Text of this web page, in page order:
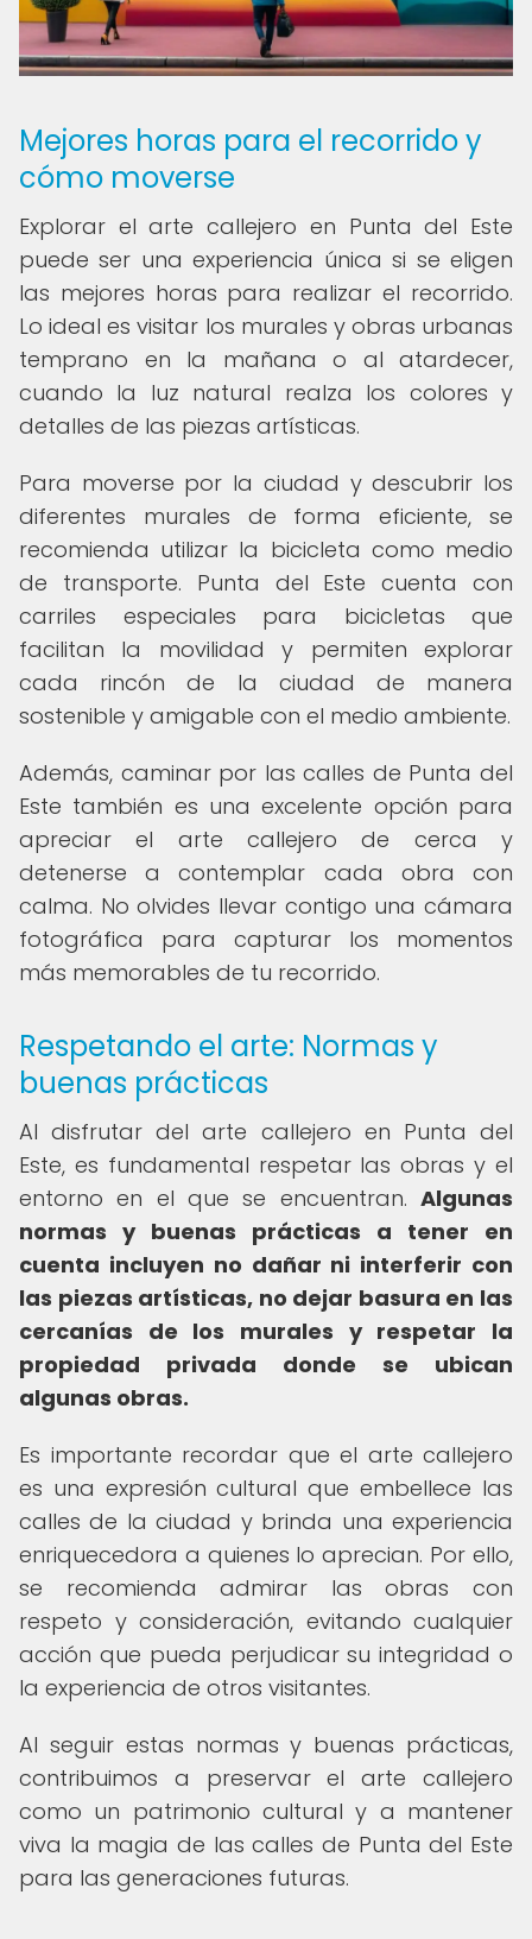
Mejores horas para el recorrido y
cómo moverse
Explorar el arte callejero en Punta del Este
puede ser una experiencia única si se eligen
las mejores horas para realizar el recorrido.
Lo ideal es visitar los murales y obras urbanas
temprano en la mañana o al atardecer,
cuando la luz natural realza los colores y
detalles de las piezas artísticas.
Para moverse por la ciudad y descubrir los
diferentes murales de forma eficiente, se
recomienda utilizar la bicicleta como medio
de transporte. Punta del Este cuenta con
carriles especiales para bicicletas que
facilitan la movilidad y permiten explorar
cada rincón de la ciudad de manera
sostenible y amigable con el medio ambiente.
Además, caminar por las calles de Punta del
Este también es una excelente opción para
apreciar el arte callejero de cerca y
detenerse a contemplar cada obra con
calma. No olvides llevar contigo una cámara
fotográfica para capturar los momentos
más memorables de tu recorrido.
Respetando el arte: Normas y
buenas prácticas
Al disfrutar del arte callejero en Punta del
Este, es fundamental respetar las obras y el
entorno en el que se encuentran. Algunas
normas y buenas prácticas a tener en
cuenta incluyen no dañar ni interferir con
las piezas artísticas, no dejar basura en las
cercanías de los murales y respetar la
propiedad privada donde se ubican
algunas obras.
Es importante recordar que el arte callejero
es una expresión cultural que embellece las
calles de la ciudad y brinda una experiencia
enriquecedora a quienes lo aprecian. Por ello,
se recomienda admirar las obras con
respeto y consideración, evitando cualquier
acción que pueda perjudicar su integridad o
la experiencia de otros visitantes.
Al seguir estas normas y buenas prácticas,
contribuimos a preservar el arte callejero
como un patrimonio cultural y a mantener
viva la magia de las calles de Punta del Este
para las generaciones futuras.